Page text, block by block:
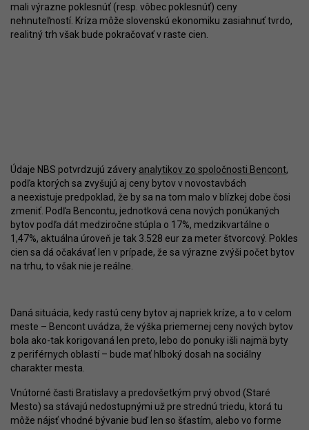
mali výrazne poklesnúť (resp. vôbec poklesnúť) ceny
nehnuteľností. Kríza môže slovenskú ekonomiku zasiahnuť tvrdo,
realitný trh však bude pokračovať v raste cien.
Údaje NBS potvrdzujú závery analytikov zo spoločnosti Bencont,
podľa ktorých sa zvyšujú aj ceny bytov v novostavbách
a neexistuje predpoklad, že by sa na tom malo v blízkej dobe čosi
zmeniť. Podľa Bencontu, jednotková cena nových ponúkaných
bytov podľa dát medziročne stúpla o 17%, medzikvartálne o
1,47%, aktuálna úroveň je tak 3.528 eur za meter štvorcový. Pokles
cien sa dá očakávať len v prípade, že sa výrazne zvýši počet bytov
na trhu, to však nie je reálne.
Daná situácia, kedy rastú ceny bytov aj napriek kríze, a to v celom
meste – Bencont uvádza, že výška priemernej ceny nových bytov
bola ako-tak korigovaná len preto, lebo do ponuky išli najmä byty
z periférnych oblastí – bude mať hlboký dosah na sociálny
charakter mesta.
Vnútorné časti Bratislavy a predovšetkým prvý obvod (Staré
Mesto) sa stávajú nedostupnými už pre strednú triedu, ktorá tu
môže nájsť vhodné bývanie buď len so šťastím, alebo vo forme